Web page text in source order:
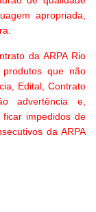
apropriada,
da ARPA Rio
produtos que não
Edital, Contrato
advertência e,
impedidos de
da ARPA